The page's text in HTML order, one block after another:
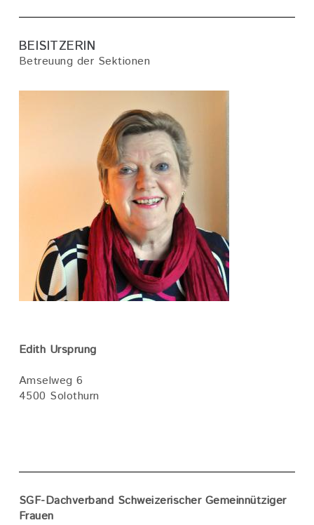
BEISITZERIN
Betreuung der Sektionen
Edith Ursprung
Amselweg 6
4500 Solothurn
SGF-Dachverband Schweizerischer Gemeinnütziger
Frauen